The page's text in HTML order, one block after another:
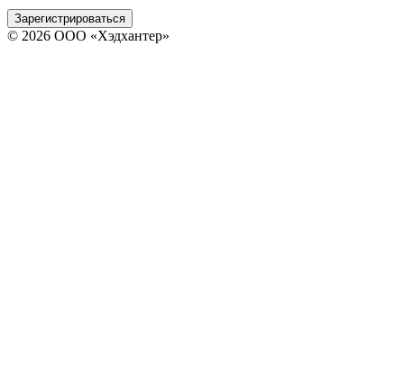
Зарегистрироваться
© 2026 ООО «Хэдхантер»